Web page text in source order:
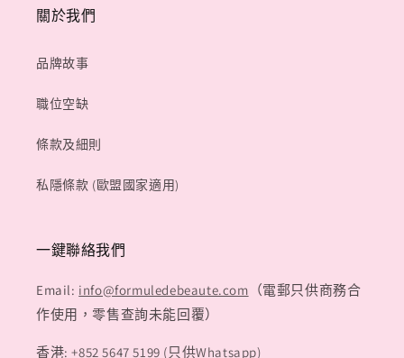
關於我們
品牌故事
職位空缺
條款及細則
私隱條款 (歐盟國家適用)
一鍵聯絡我們
Email: info@formuledebeaute.com （電郵只供商務合
作使用，零售查詢未能回覆）
香港:+852 5647 5199 (只供Whatsapp)